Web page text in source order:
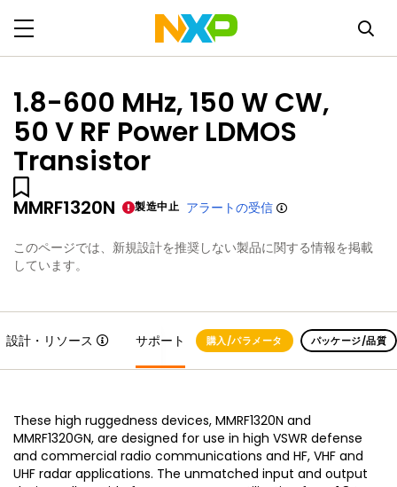
1.8-600 MHz, 150 W CW,
50 V RF Power LDMOS
Transistor
MMRF1320N 製造中止 アラートの受信
このページでは、新規設計を推奨しない製品に関する情報を掲載
しています。
設計・リソース サポート 購入/パラメータ パッケージ/品質
These high ruggedness devices, MMRF1320N and
MMRF1320GN, are designed for use in high VSWR defense
and commercial radio communications and HF, VHF and
UHF radar applications. The unmatched input and output